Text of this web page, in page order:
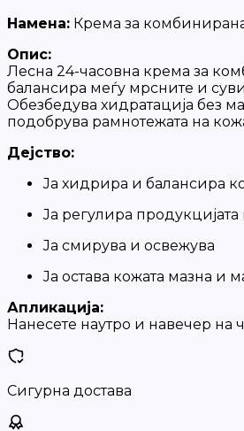
Намена: Крема за
Опис:
Лесна 24-часовна крема за
балансира меѓу мрсните и
Обезбедува хидратација без
подобрува рамнотежата на
Дејство:
Ја хидрира и балансира
Ја регулира продукцијата
Ја смирува и освежува
Ја остава кожата мазна и
Апликација:
Нанесете наутро и навечер на
Сигурна достава